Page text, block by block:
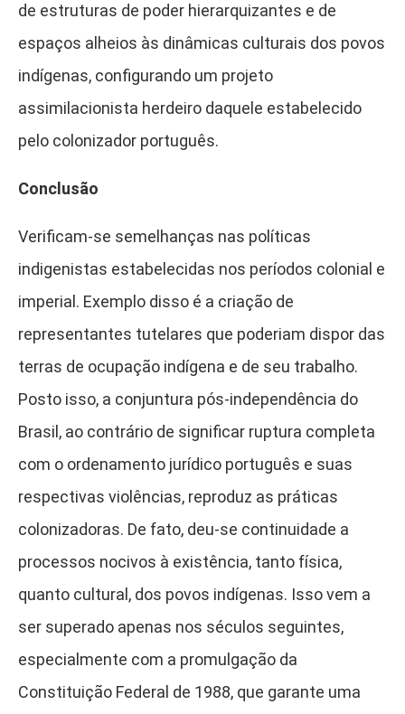
de estruturas de poder hierarquizantes e de
espaços alheios às dinâmicas culturais dos povos
indígenas, configurando um projeto
assimilacionista herdeiro daquele estabelecido
pelo colonizador português.
Conclusão
Verificam-se semelhanças nas políticas
indigenistas estabelecidas nos períodos colonial e
imperial. Exemplo disso é a criação de
representantes tutelares que poderiam dispor das
terras de ocupação indígena e de seu trabalho.
Posto isso, a conjuntura pós-independência do
Brasil, ao contrário de significar ruptura completa
com o ordenamento jurídico português e suas
respectivas violências, reproduz as práticas
colonizadoras. De fato, deu-se continuidade a
processos nocivos à existência, tanto física,
quanto cultural, dos povos indígenas. Isso vem a
ser superado apenas nos séculos seguintes,
especialmente com a promulgação da
Constituição Federal de 1988, que garante uma